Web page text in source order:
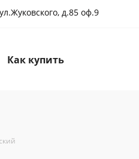
д.85 оф.9
Как купить